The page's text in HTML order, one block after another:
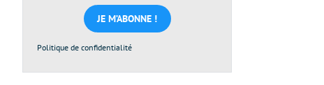
*
Politique de confidentialité